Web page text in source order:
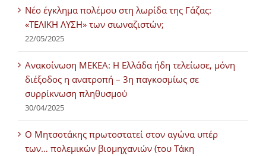
Νέο έγκλημα πολέμου στη λωρίδα της Γάζας:
«ΤΕΛΙΚΗ ΛΥΣΗ» των σιωναζιστών;
22/05/2025
Ανακοίνωση ΜΕΚΕΑ: Η Ελλάδα ήδη τελείωσε, μόνη
διέξοδος η ανατροπή – 3η παγκοσμίως σε
συρρίκνωση πληθυσμού
30/04/2025
Ο Μητσοτάκης πρωτοστατεί στον αγώνα υπέρ
των… πολεμικών βιομηχανιών (του Τάκη